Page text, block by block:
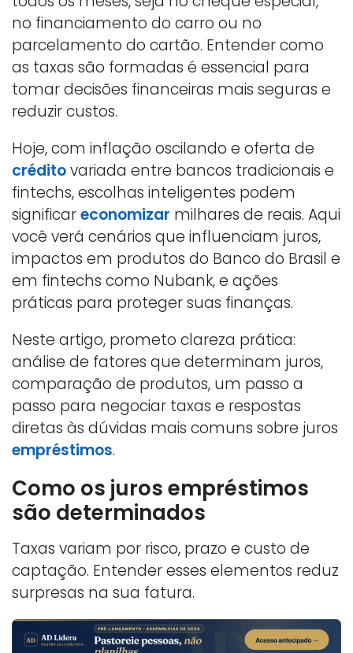
no financiamento do carro ou no
parcelamento do cartão. Entender como
as taxas são formadas é essencial para
tomar decisões financeiras mais seguras e
reduzir custos.
Hoje, com inflação oscilando e oferta de
créditovariada entre bancos tradicionais e
fintechs, escolhas inteligentes podem
significareconomizar milhares de reais. Aqui
você verá cenários que influenciam juros,
impactos em produtos do Banco do Brasil e
em fintechs como Nubank, e ações
práticas para proteger suas finanças.
Neste artigo, prometo clareza prática:
análise de fatores que determinam juros,
comparação de produtos, um passo a
passo para negociar taxas e respostas
diretas às dúvidas mais comuns sobre juros
empréstimos.
Como os juros empréstimos
são determinados
Taxas variam por risco, prazo e custo de
captação. Entender esses elementos reduz
surpresas na sua fatura.